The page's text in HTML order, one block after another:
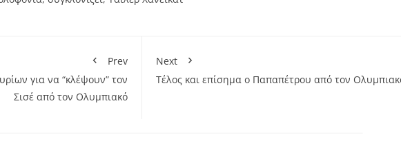
Prev
για να “κλέψουν” τον
Σισέ από τον Ολυμπιακό
Next
Τέλος και επίσημα ο Παπαπέτρου από τον